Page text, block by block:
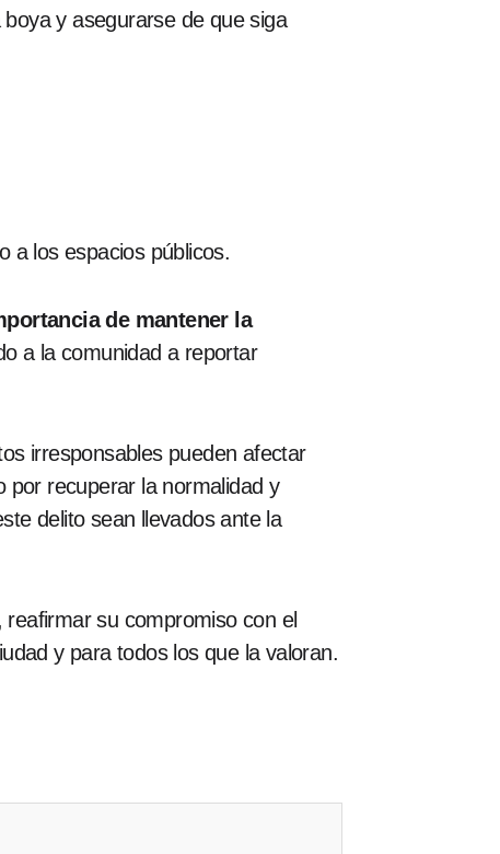
y asegurarse de que siga
a los espacios públicos.
de mantener la
a la comunidad a reportar
irresponsables pueden afectar
por recuperar la normalidad y
delito sean llevados ante la
su compromiso con el
y para todos los que la valoran.